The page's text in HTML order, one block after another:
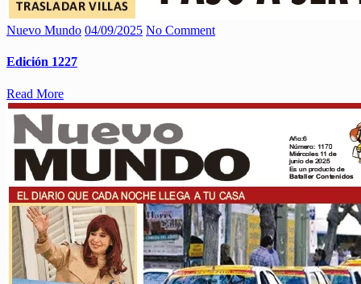
Nuevo Mundo 04/09/2025 No Comment
Edición 1227
Read More